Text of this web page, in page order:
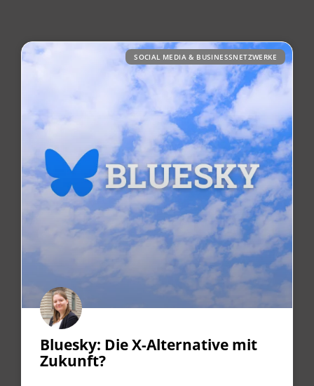
SOCIAL MEDIA & BUSINESSNETZWERKE
Bluesky: Die X-Alternative mit
Zukunft?